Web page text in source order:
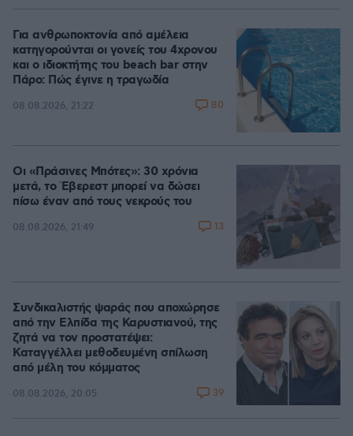
Για ανθρωποκτονία από αμέλεια
κατηγορούνται οι γονείς του 4χρονου
και ο ιδιοκτήτης του beach bar στην
Πάρο: Πώς έγινε η τραγωδία
08.08.2026, 21:22 80
Οι «Πράσινες Μπότες»: 30 χρόνια
μετά, το Έβερεστ μπορεί να δώσει
πίσω έναν από τους νεκρούς του
08.08.2026, 21:49 13
Συνδικαλιστής ψαράς που αποχώρησε
από την Ελπίδα της Καρυστιανού, της
ζητά να τον προστατέψει:
Καταγγέλλει μεθοδευμένη σπίλωση
από μέλη του κόμματος
08.08.2026, 20:05 39